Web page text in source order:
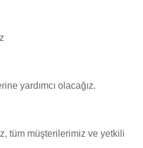
yardımcı olacağız.
tüm müşterilerimiz ve yetkili